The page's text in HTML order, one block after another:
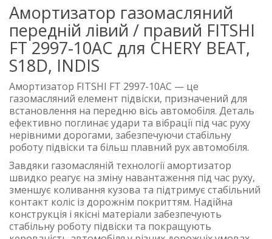
Амортизатор газомасляний
передній лівий / правий FITSHI
FT 2997-10AC для CHERY BEAT,
S18D, INDIS
Амортизатор FITSHI FT 2997-10AC — це
газомасляний елемент підвіски, призначений для
встановлення на передню вісь автомобіля. Деталь
ефективно поглинає удари та вібрації під час руху
нерівними дорогами, забезпечуючи стабільну
роботу підвіски та більш плавний рух автомобіля.
Завдяки газомасляній технології амортизатор
швидко реагує на зміну навантаження під час руху,
зменшує коливання кузова та підтримує стабільний
контакт коліс із дорожнім покриттям. Надійна
конструкція і якісні матеріали забезпечують
стабільну роботу підвіски та покращують